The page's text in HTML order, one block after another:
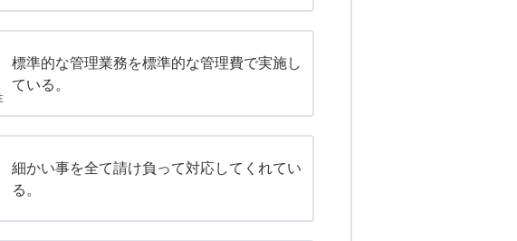
標準的な管理業務を標準的な管理費で実施し
ている。
細かい事を全て請け負って対応してくれてい
る。